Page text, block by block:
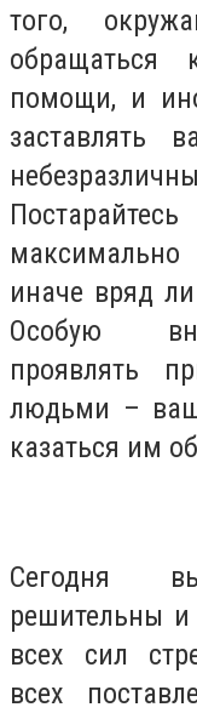
того,
помощи, и
заставлять
иначе вряд
Особую
проявлять
людьми –
казаться им
Сегодня
решительны и
всех сил
всех